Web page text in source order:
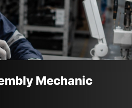
Mechanic